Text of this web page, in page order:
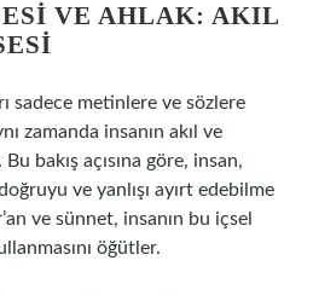
VE AHLAK: AKIL
sadece metinlere ve sözlere
zamanda insanın akıl ve
bakış açısına göre, insan,
ve yanlışı ayırt edebilme
ve sünnet, insanın bu içsel
öğütler.